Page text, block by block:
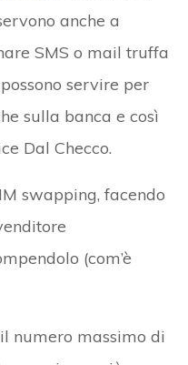
anche a
SMS o mail truffa
servire per
sulla banca e così
Dal Checco.
swapping, facendo
(com’è
numero massimo di